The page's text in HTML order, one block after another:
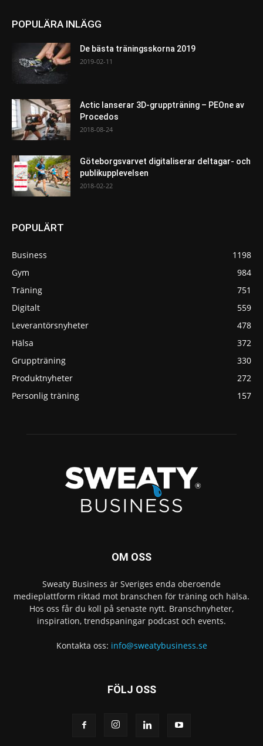
POPULÄRA INLÄGG
De bästa träningsskorna 2019
2019-02-11
Actic lanserar 3D-gruppträning – PEOne av
Procedos
2018-08-24
Göteborgsvarvet digitaliserar deltagar- och
publikupplevelsen
2018-02-22
POPULÄRT
Business
1198
Gym
984
Träning
751
Digitalt
559
Leverantörsnyheter
478
Hälsa
372
Gruppträning
330
Produktnyheter
272
Personlig träning
157
OM OSS
Sweaty Business är Sveriges enda oberoende
medieplattform riktad mot branschen för träning och hälsa.
Hos oss får du koll på senaste nytt. Branschnyheter,
inspiration, trendspaningar podcast och events.
Kontakta oss: info@sweatybusiness.se
FÖLJ OSS